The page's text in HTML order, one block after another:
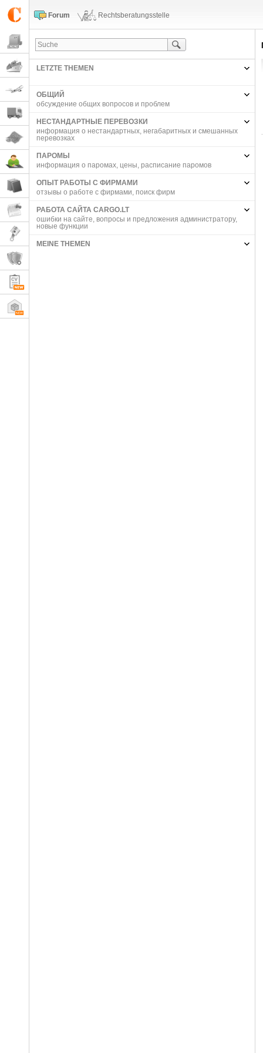
Forum Rechtsberatungsstelle
LETZTE THEMEN
ОБЩИЙ
обсуждение общих вопросов и проблем
НЕСТАНДАРТНЫЕ ПЕРЕВОЗКИ
информация о нестандартных, негабаритных и смешанных
перевозках
ПАРОМЫ
информация о паромах, цены, расписание паромов
ОПЫТ РАБОТЫ С ФИРМАМИ
отзывы о работе с фирмами, поиск фирм
РАБОТА САЙТА CARGO.LT
ошибки на сайте, вопросы и предложения администратору,
новые функции
MEINE THEMEN